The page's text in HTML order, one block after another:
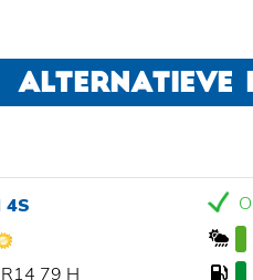
ALTERNATIEVE
4S
79 H